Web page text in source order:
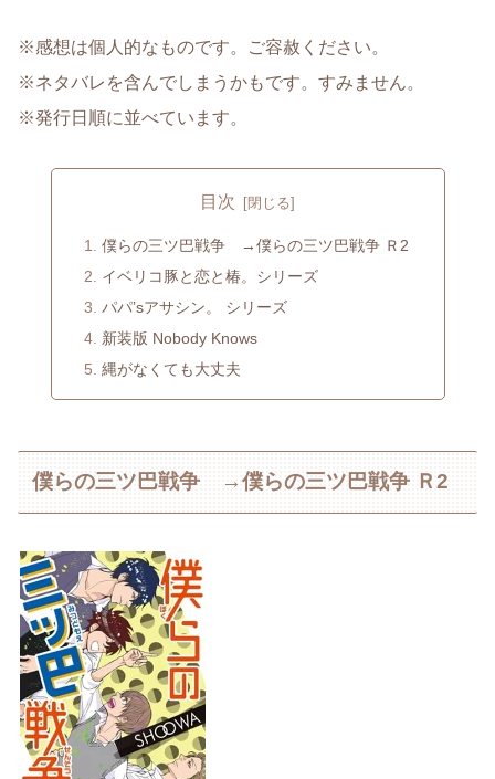
※感想は個人的なものです。ご容赦ください。
※ネタバレを含んでしまうかもです。すみません。
※発行日順に並べています。
目次
僕らの三ツ巴戦争 →僕らの三ツ巴戦争 Ｒ2
イベリコ豚と恋と椿。シリーズ
パパ’sアサシン。 シリーズ
新装版 Nobody Knows
縄がなくても大丈夫
僕らの三ツ巴戦争 →僕らの三ツ巴戦争 Ｒ2